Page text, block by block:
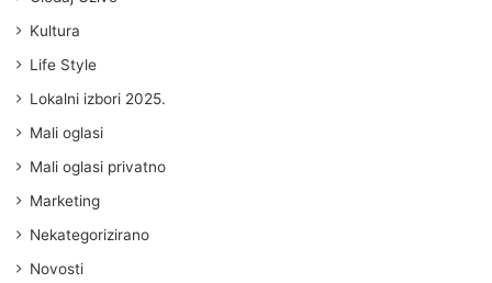
Kultura
Life Style
Lokalni izbori 2025.
Mali oglasi
Mali oglasi privatno
Marketing
Nekategorizirano
Novosti